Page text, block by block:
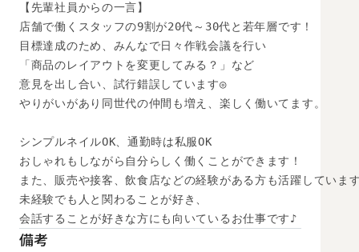
【先輩社員からの一言】
店舗で働くスタッフの9割が20代～30代と若年層です！
目標達成のため、みんなで日々作戦会議を行い
「商品のレイアウトを変更してみる？」など
意見を出し合い、試行錯誤しています◎
やりがいがあり同世代の仲間も増え、楽しく働いてます。
シンプルネイルOK、通勤時は私服OK
おしゃれもしながら自分らしく働くことができます！
また、販売や接客、飲食店などの経験がある方も活躍していま
未経験でも人と関わることが好き、
会話することが好きな方にも向いているお仕事です♪
備考